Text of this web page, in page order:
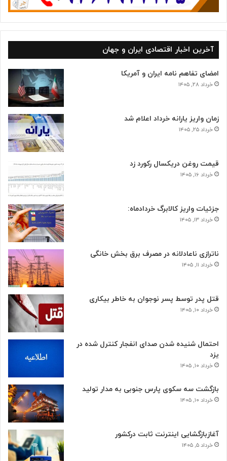
آخرین اخبار اقتصادی ایران و جهان
امضای تفاهم نامه ایران و آمریکا
خرداد ۲۸, ۱۴۰۵
زمان واریز یارانه خرداد اعلام شد
خرداد ۲۵, ۱۴۰۵
قیمت روغن دریکسال رکورد زد
خرداد ۱۶, ۱۴۰۵
جزئیات واریز کالابرگ خردادماه:
خرداد ۱۳, ۱۴۰۵
ناترازی ناعادلانه در مصرف برق بخش خانگی
خرداد ۱۱, ۱۴۰۵
قتل پدر توسط پسر نوجوان به خاطر بیکاری
خرداد ۱۰, ۱۴۰۵
احتمال شنیده شدن صدای انفجار کنترل شده در
یزد
خرداد ۱۰, ۱۴۰۵
بازگشت سه سکوی پارس جنوبی به مدار تولید
خرداد ۱۰, ۱۴۰۵
آغازبازگشایی اینترنت ثابت درکشور
خرداد ۵, ۱۴۰۵